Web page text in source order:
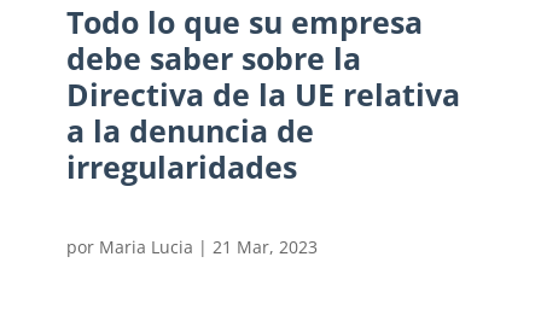
Todo lo que su empresa
debe saber sobre la
Directiva de la UE relativa
a la denuncia de
irregularidades
por Maria Lucia | 21 Mar, 2023